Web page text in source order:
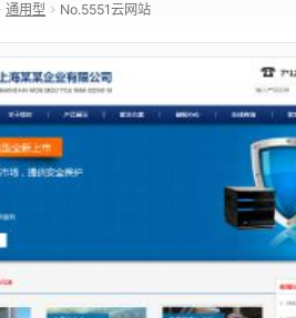
通用型 No.5551云网站